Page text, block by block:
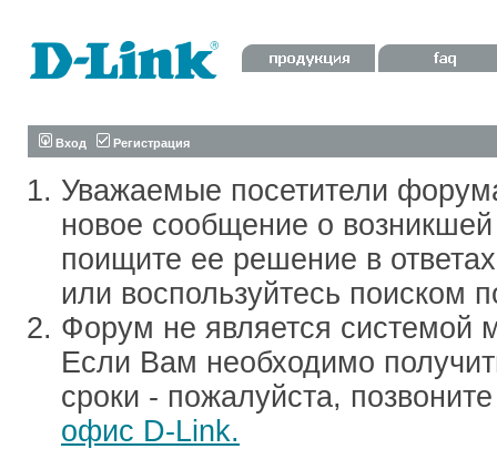
Вход Регистрация
Уважаемые посетители
новое сообщение о
поищите ее решение в
или воспользуйтесь поиском
Форум не является системой
Если Вам необходимо
сроки - пожалуйста,
офис D-Link.